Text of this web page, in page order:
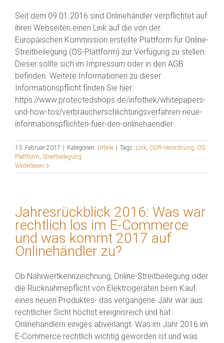
Seit dem 09.01.2016 sind Onlinehändler verpflichtet auf
ihren Webseiten einen Link auf die von der
Europäischen Kommission erstellte Plattform für Online-
Streitbeilegung (OS-Plattform) zur Verfügung zu stellen.
Dieser sollte sich im Impressum oder in den AGB
befinden. Weitere Informationen zu dieser
Informationspflicht finden Sie hier:
https://www.protectedshops.de/infothek/whitepapers-
und-how-tos/verbraucherschlichtungsverfahren-neue-
informationspflichten-fuer-den-onlinehaendler
13. Februar 2017 Kategorien: Urteile Tags: Link, ODR-Verordnung, OS-
Plattform, Streitbeilegung
Weiterlesen
Jahresrückblick 2016: Was war
rechtlich los im E-Commerce
und was kommt 2017 auf
Onlinehändler zu?
Ob Nährwertkennzeichnung, Online-Streitbeilegung oder
die Rücknahmepflicht von Elektrogeräten beim Kauf
eines neuen Produktes- das vergangene Jahr war aus
rechtlicher Sicht höchst ereignisreich und hat
Onlinehändlern einiges abverlangt. Was im Jahr 2016 im
E-Commerce rechtlich wichtig geworden ist und was